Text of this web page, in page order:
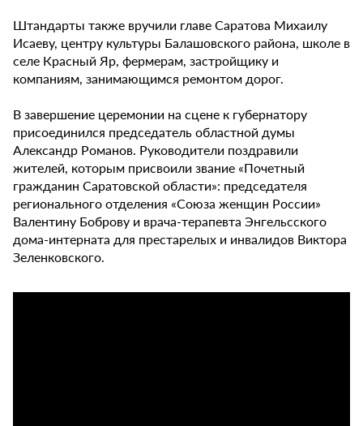
Штандарты также вручили главе Саратова Михаилу
Исаеву, центру культуры Балашовского района, школе в
селе Красный Яр, фермерам, застройщику и
компаниям, занимающимся ремонтом дорог.
В завершение церемонии на сцене к губернатору
присоединился председатель областной думы
Александр Романов. Руководители поздравили
жителей, которым присвоили звание «Почетный
гражданин Саратовской области»: председателя
регионального отделения «Союза женщин России»
Валентину Боброву и врача-терапевта Энгельсского
дома-интерната для престарелых и инвалидов Виктора
Зеленковского.